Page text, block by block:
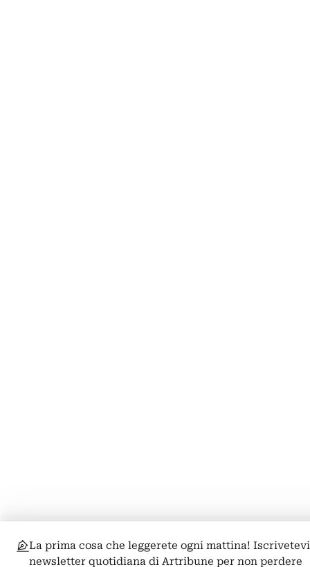
La prima cosa che leggerete ogni mattina!
newsletter quotidiana di Artribune per non perdere